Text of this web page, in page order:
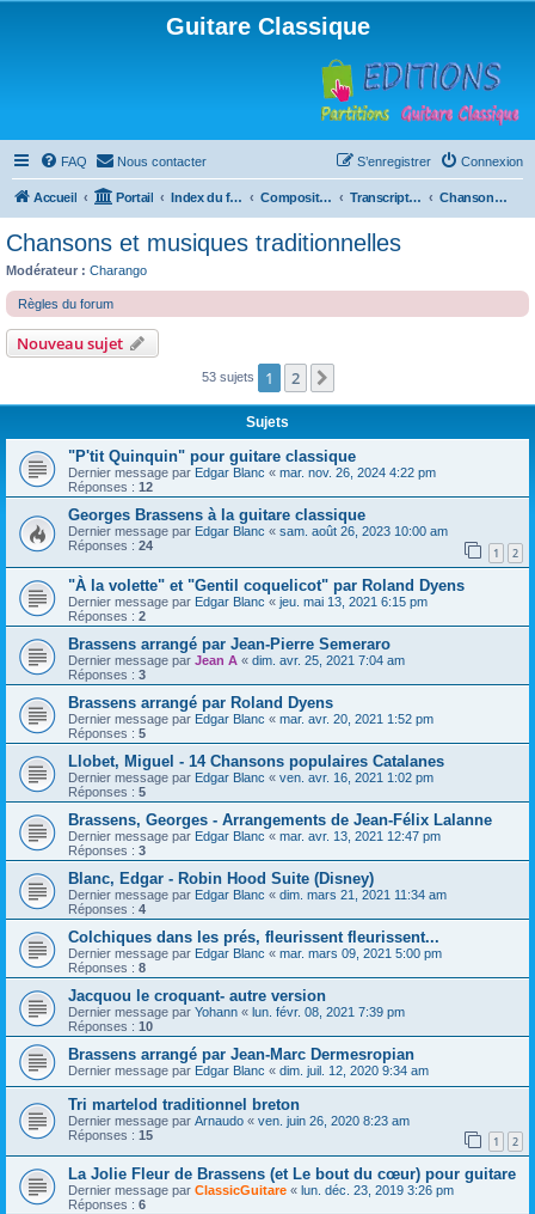
Guitare Classique
FAQ Nous contacter Connexion
S’enregistrer
Accueil Portail Index du forum Compositions Transcriptions et arrangements Chansons et musiques traditionnelles
Chansons et musiques traditionnelles
Modérateur : Charango
Règles du forum
Nouveau sujet
53 sujets 1 2
Sujets
"P'tit Quinquin" pour guitare classique
Dernier message par Edgar Blanc « mar. nov. 26, 2024 4:22 pm
Réponses : 12
Georges Brassens à la guitare classique
Dernier message par Edgar Blanc « sam. août 26, 2023 10:00 am
Réponses : 24 1 2
"À la volette" et "Gentil coquelicot" par Roland Dyens
Dernier message par Edgar Blanc « jeu. mai 13, 2021 6:15 pm
Réponses : 2
Brassens arrangé par Jean-Pierre Semeraro
Dernier message par Jean A « dim. avr. 25, 2021 7:04 am
Réponses : 3
Brassens arrangé par Roland Dyens
Dernier message par Edgar Blanc « mar. avr. 20, 2021 1:52 pm
Réponses : 5
Llobet, Miguel - 14 Chansons populaires Catalanes
Dernier message par Edgar Blanc « ven. avr. 16, 2021 1:02 pm
Réponses : 5
Brassens, Georges - Arrangements de Jean-Félix Lalanne
Dernier message par Edgar Blanc « mar. avr. 13, 2021 12:47 pm
Réponses : 3
Blanc, Edgar - Robin Hood Suite (Disney)
Dernier message par Edgar Blanc « dim. mars 21, 2021 11:34 am
Réponses : 4
Colchiques dans les prés, fleurissent fleurissent...
Dernier message par Edgar Blanc « mar. mars 09, 2021 5:00 pm
Réponses : 8
Jacquou le croquant- autre version
Dernier message par Yohann « lun. févr. 08, 2021 7:39 pm
Réponses : 10
Brassens arrangé par Jean-Marc Dermesropian
Dernier message par Edgar Blanc « dim. juil. 12, 2020 9:34 am
Tri martelod traditionnel breton
Dernier message par Arnaudo « ven. juin 26, 2020 8:23 am
Réponses : 15 1 2
La Jolie Fleur de Brassens (et Le bout du cœur) pour guitare
Dernier message par ClassicGuitare « lun. déc. 23, 2019 3:26 pm
Réponses : 6